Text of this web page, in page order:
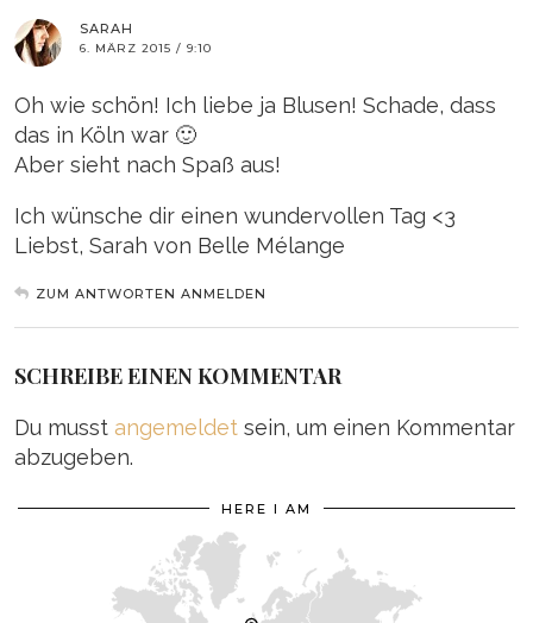
SARAH
6. MÄRZ 2015 / 9:10
Oh wie schön! Ich liebe ja Blusen! Schade, dass
das in Köln war 🙂
Aber sieht nach Spaß aus!
Ich wünsche dir einen wundervollen Tag <3
Liebst, Sarah von Belle Mélange
ZUM ANTWORTEN ANMELDEN
SCHREIBE EINEN KOMMENTAR
Du musst angemeldet sein, um einen Kommentar
abzugeben.
HERE I AM